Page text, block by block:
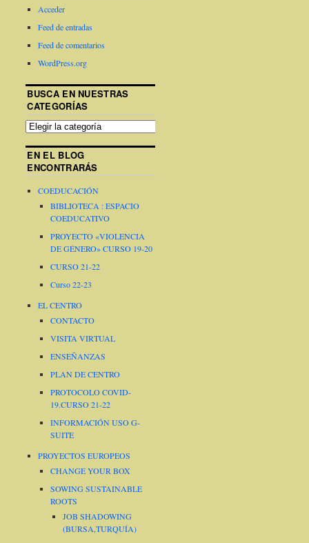
Acceder
Feed de entradas
Feed de comentarios
WordPress.org
BUSCA EN NUESTRAS
CATEGORÍAS
EN EL BLOG
ENCONTRARÁS
COEDUCACIÓN
BIBLIOTECA : ESPACIO
COEDUCATIVO
PROYECTO «VIOLENCIA
DE GÉNERO» CURSO 19-20
CURSO 21-22
Curso 22-23
EL CENTRO
CONTACTO
VISITA VIRTUAL
ENSEÑANZAS
PLAN DE CENTRO
PROTOCOLO COVID-
19.CURSO 21-22
INFORMACIÓN USO G-
SUITE
PROYECTOS EUROPEOS
CHANGE YOUR BOX
SOWING SUSTAINABLE
ROOTS
JOB SHADOWING
(BURSA,TURQUÍA)